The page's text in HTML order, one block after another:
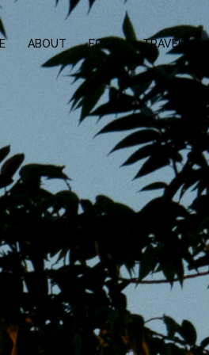
ABOUT FOOD TRAVEL